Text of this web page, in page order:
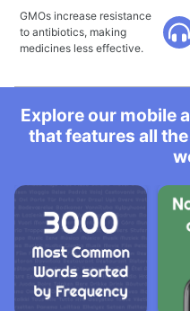
GMOs increase resistance
to antibiotics, making
medicines less effective.
Explore our mobile
that features all